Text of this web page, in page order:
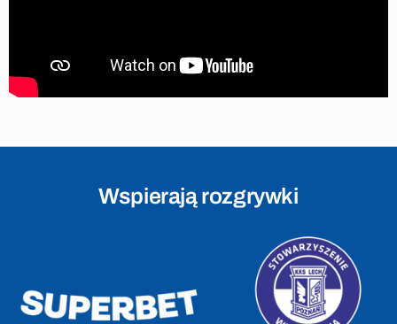
Wspierają rozgrywki